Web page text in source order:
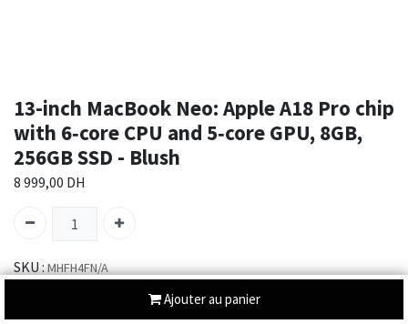
Ajouter au panier
13-inch MacBook Neo: Apple A18 Pro chip
with 6‑core CPU and 5‑core GPU, 8GB,
256GB SSD - Blush
8 999,00 DH
SKU :MHFH4FN/A
MACBOOK NEO, NOS MAC PRÉFÉRÉS